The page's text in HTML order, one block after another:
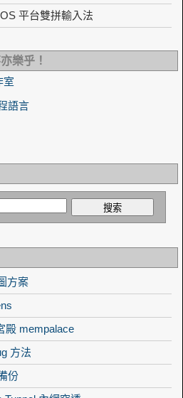
平台雙拼輸入法
樂乎！
室
語言
方案
殿 mempalace
方法
份